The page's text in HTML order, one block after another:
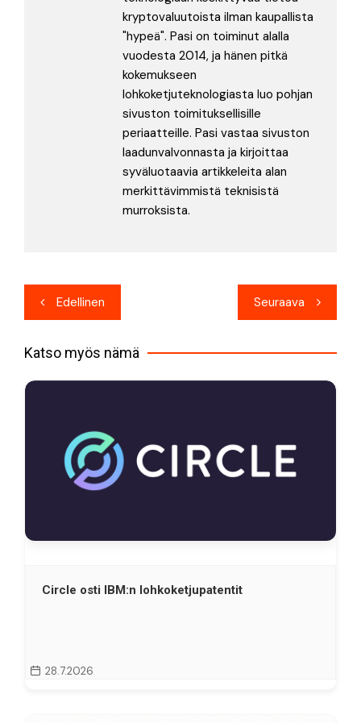
kryptovaluutoista ilman kaupallista
"hypeä". Pasi on toiminut alalla
vuodesta 2014, ja hänen pitkä
kokemukseen
lohkoketjuteknologiasta luo pohjan
sivuston toimituksellisille
periaatteille. Pasi vastaa sivuston
laadunvalvonnasta ja kirjoittaa
syväluotaavia artikkeleita alan
merkittävimmistä teknisistä
murroksista.
Artikkelien
selaus
Edellinen Seuraava
Katso myös nämä
Circle osti IBM:n lohkoketjupatentit
28.7.2026